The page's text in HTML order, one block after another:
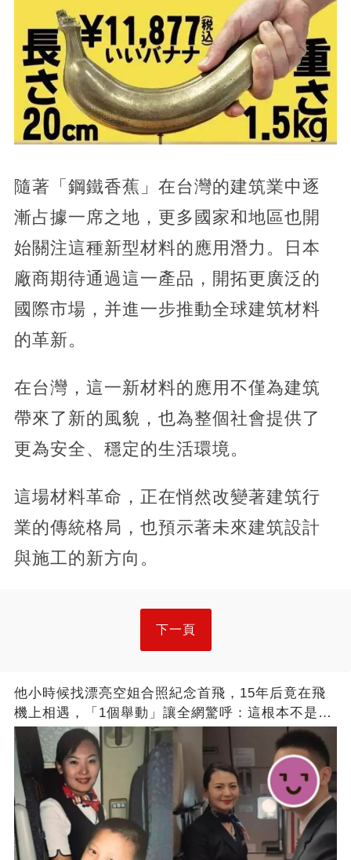
隨著「鋼鐵香蕉」在台灣的建筑業中逐
漸占據一席之地，更多國家和地區也開
始關注這種新型材料的應用潛力。日本
廠商期待通過這一產品，開拓更廣泛的
國際市場，并進一步推動全球建筑材料
的革新。
在台灣，這一新材料的應用不僅為建筑
帶來了新的風貌，也為整個社會提供了
更為安全、穩定的生活環境。
這場材料革命，正在悄然改變著建筑行
業的傳統格局，也預示著未來建筑設計
與施工的新方向。
下一頁
他小時候找漂亮空姐合照紀念首飛，15年后竟在飛
機上相遇，「1個舉動」讓全網驚呼：這根本不是巧
合！